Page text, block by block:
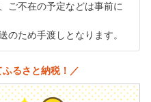
ご不在の予定などは事前に
のため手渡しとなります。
るさと納税！／